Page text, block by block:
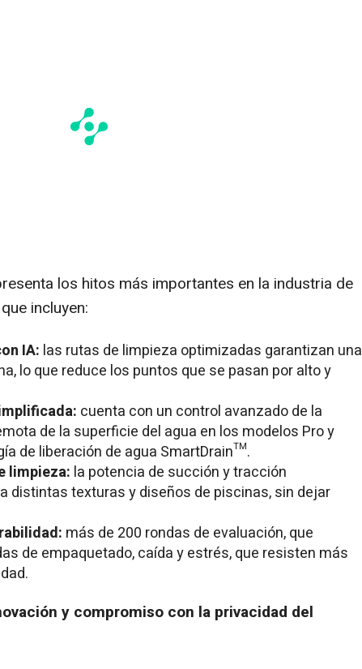
los hitos más importantes en la industria de
incluyen:
IA: las rutas de limpieza optimizadas garantizan una
lo que reduce los puntos que se pasan por alto y
cuenta con un control avanzado de la
de la superficie del agua en los modelos Pro y
de liberación de agua SmartDrain™.
limpieza: la potencia de succión y tracción
distintas texturas y diseños de piscinas, sin dejar
más de 200 rondas de evaluación, que
de empaquetado, caída y estrés, que resisten más
y compromiso con la privacidad del